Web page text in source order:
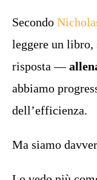
Secondo
leggere un libro,
risposta —
abbiamo
dell’efficienza.
Ma siamo